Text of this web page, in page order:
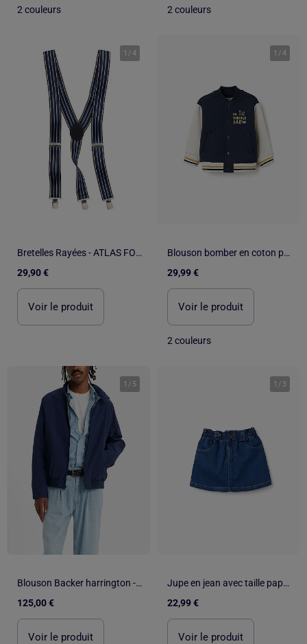
2 couleurs 2 couleurs
1 /4
Bretelles Rayées - ATLAS FOR MEN
29,90 €
Voir le produit
1 /4
Blouson bomber en coton peigné avec imprimé
29,99 €
Voir le produit
2 couleurs
1 / 5
Blouson Backer harrington - Levi's
125,00 €
Voir le produit
1 / 3
Jupe en jean avec taille paperbag et poches
22,99 €
Voir le produit